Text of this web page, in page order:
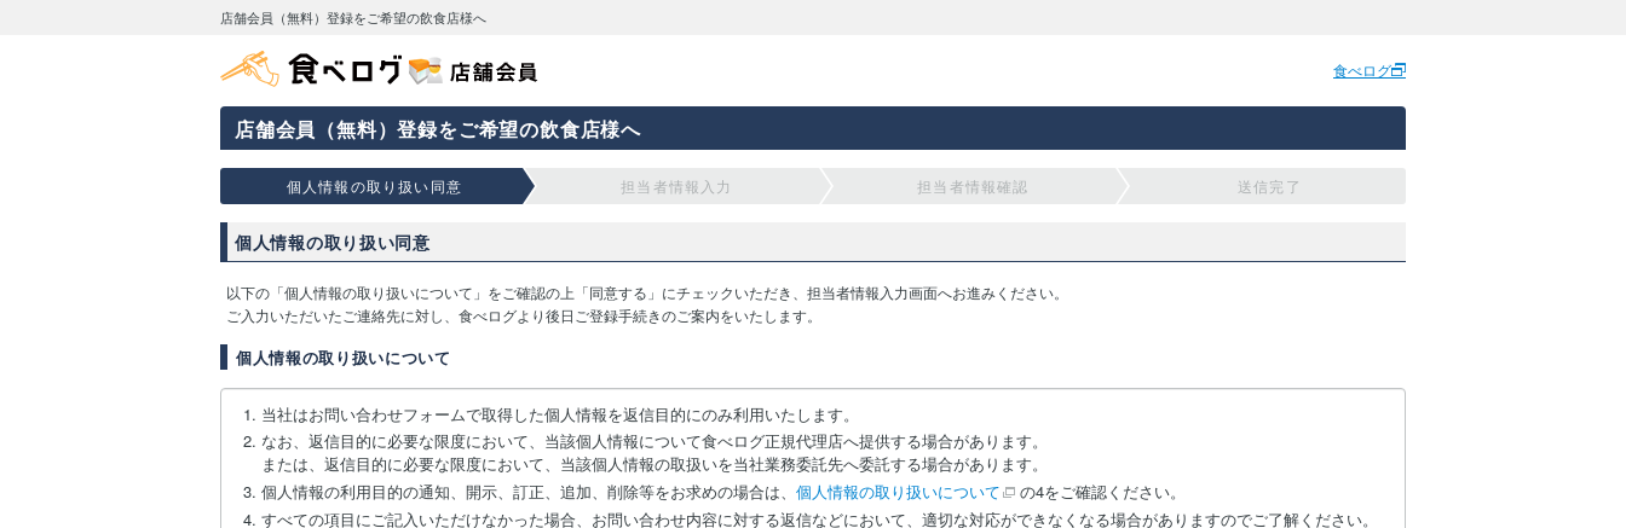
店舗会員（無料）登録をご希望の飲食店様へ
食べログ
店舗会員（無料）登録をご希望の飲食店様へ
個人情報の取り扱い同意 担当者情報入力 担当者情報確認 送信完了
個人情報の取り扱い同意
以下の「個人情報の取り扱いについて」をご確認の上「同意する」にチェックいただき、担当者情報入力画面へお進みください。
ご入力いただいたご連絡先に対し、食べログより後日ご登録手続きのご案内をいたします。
個人情報の取り扱いについて
当社はお問い合わせフォームで取得した個人情報を返信目的にのみ利用いたします。
なお、返信目的に必要な限度において、当該個人情報について食べログ正規代理店へ提供する場合があります。
または、返信目的に必要な限度において、当該個人情報の取扱いを当社業務委託先へ委託する場合があります。
個人情報の利用目的の通知、開示、訂正、追加、削除等をお求めの場合は、 個人情報の取り扱いについて
の4をご確認ください。
すべての項目にご記入いただけなかった場合、お問い合わせ内容に対する返信などにおいて、適切な対応ができなくなる場合がありますのでご了解ください。